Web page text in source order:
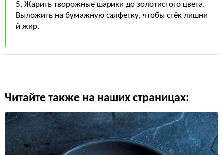
5. Жарить творожные шарики до золотистого цвета.
Выложить на бумажную салфетку, чтобы стёк лишни
й жир.
Читайте также на наших страницах: